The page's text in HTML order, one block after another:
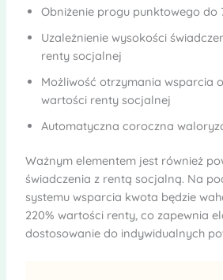
Obniżenie progu punktowego do
Uzależnienie wysokości
renty socjalnej
Możliwość otrzymania wsparcia
wartości renty socjalnej
Automatyczna coroczna
Ważnym elementem jest również
świadczenia z rentą socjalną. Na
systemu wsparcia kwota będzie
220% wartości renty, co zapewnia
dostosowanie do indywidualnych